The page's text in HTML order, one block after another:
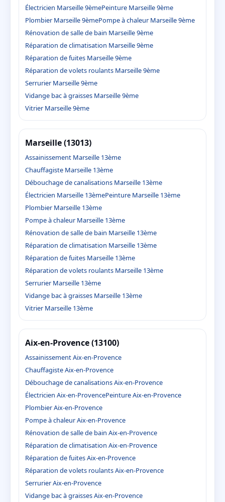
Électricien Marseille 9èmePeinture Marseille 9ème
Plombier Marseille 9èmePompe à chaleur Marseille 9ème
Rénovation de salle de bain Marseille 9ème
Réparation de climatisation Marseille 9ème
Réparation de fuites Marseille 9ème
Réparation de volets roulants Marseille 9ème
Serrurier Marseille 9ème
Vidange bac à graisses Marseille 9ème
Vitrier Marseille 9ème
Marseille (13013)
Assainissement Marseille 13ème
Chauffagiste Marseille 13ème
Débouchage de canalisations Marseille 13ème
Électricien Marseille 13èmePeinture Marseille 13ème
Plombier Marseille 13ème
Pompe à chaleur Marseille 13ème
Rénovation de salle de bain Marseille 13ème
Réparation de climatisation Marseille 13ème
Réparation de fuites Marseille 13ème
Réparation de volets roulants Marseille 13ème
Serrurier Marseille 13ème
Vidange bac à graisses Marseille 13ème
Vitrier Marseille 13ème
Aix-en-Provence (13100)
Assainissement Aix-en-Provence
Chauffagiste Aix-en-Provence
Débouchage de canalisations Aix-en-Provence
Électricien Aix-en-ProvencePeinture Aix-en-Provence
Plombier Aix-en-Provence
Pompe à chaleur Aix-en-Provence
Rénovation de salle de bain Aix-en-Provence
Réparation de climatisation Aix-en-Provence
Réparation de fuites Aix-en-Provence
Réparation de volets roulants Aix-en-Provence
Serrurier Aix-en-Provence
Vidange bac à graisses Aix-en-Provence